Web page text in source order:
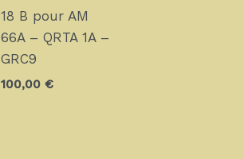
18 B pour AM
66A – QRTA 1A –
GRC9
100,00 €